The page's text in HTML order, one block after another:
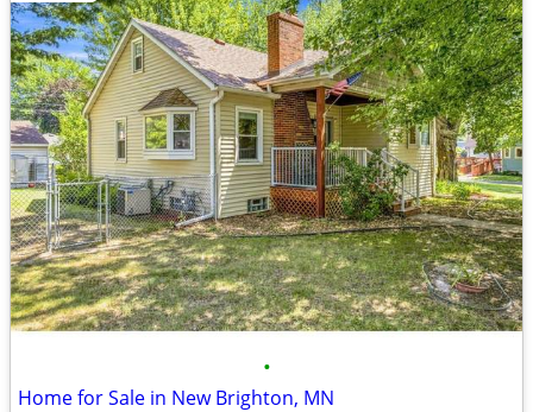
•
Home for Sale in New Brighton, MN